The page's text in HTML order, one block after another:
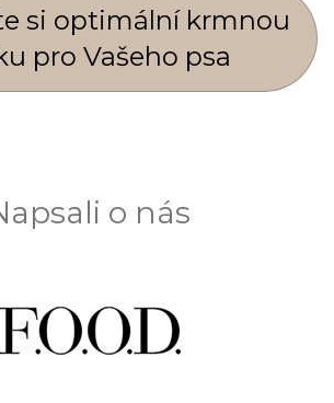
si optimální krmnou
pro Vašeho psa
o nás